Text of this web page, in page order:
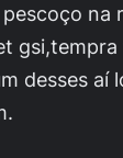
na
desses aí